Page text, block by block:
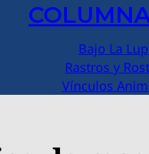
Bajo La
Rastros y
Vínculos